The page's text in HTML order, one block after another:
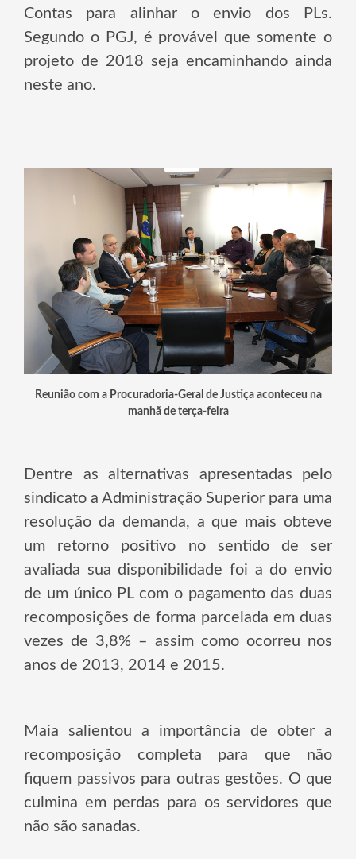
Contas para alinhar o envio dos PLs.
Segundo o PGJ, é provável que somente o
projeto de 2018 seja encaminhando ainda
neste ano.
Reunião com a Procuradoria-Geral de Justiça aconteceu na
manhã de terça-feira
Dentre as alternativas apresentadas pelo
sindicato a Administração Superior para uma
resolução da demanda, a que mais obteve
um retorno positivo no sentido de ser
avaliada sua disponibilidade foi a do envio
de um único PL com o pagamento das duas
recomposições de forma parcelada em duas
vezes de 3,8% – assim como ocorreu nos
anos de 2013, 2014 e 2015.
Maia salientou a importância de obter a
recomposição completa para que não
fiquem passivos para outras gestões. O que
culmina em perdas para os servidores que
não são sanadas.